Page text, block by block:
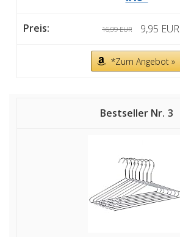
16,99 EUR 9,95 EUR
*Zum Angebot »
3